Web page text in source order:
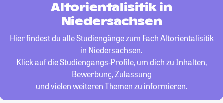
Altorientalisitik in
Niedersachsen
Hier findest du alle Studiengänge zum FachAltorientalisitik
in Niedersachsen.
Klick auf die Studiengangs-Profile, um dich zu Inhalten,
Bewerbung, Zulassung
und vielen weiteren Themen zu informieren.